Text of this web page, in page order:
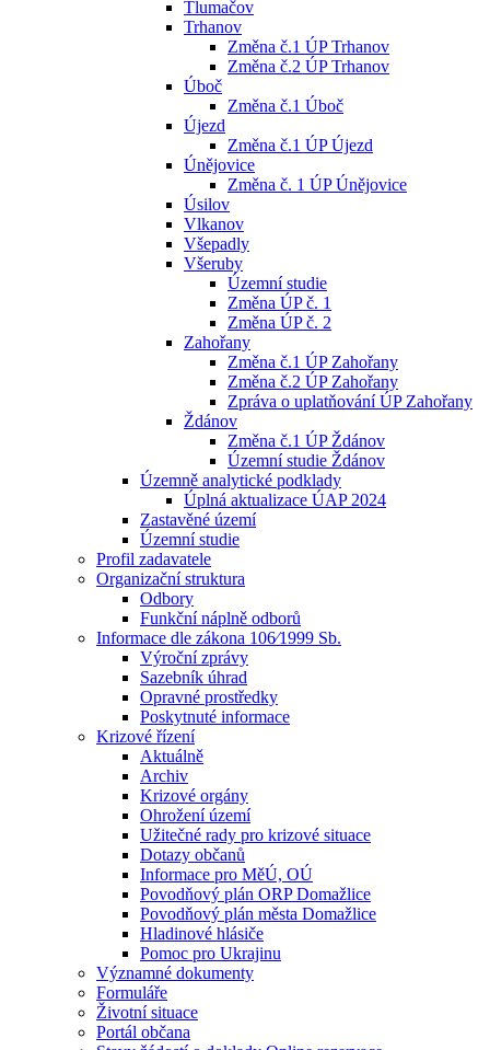
Tlumačov
Trhanov
Změna č.1 ÚP Trhanov
Změna č.2 ÚP Trhanov
Úboč
Změna č.1 Úboč
Újezd
Změna č.1 ÚP Újezd
Únějovice
Změna č. 1 ÚP Únějovice
Úsilov
Vlkanov
Všepadly
Všeruby
Územní studie
Změna ÚP č. 1
Změna ÚP č. 2
Zahořany
Změna č.1 ÚP Zahořany
Změna č.2 ÚP Zahořany
Zpráva o uplatňování ÚP Zahořany
Ždánov
Změna č.1 ÚP Ždánov
Územní studie Ždánov
Územně analytické podklady
Úplná aktualizace ÚAP 2024
Zastavěné území
Územní studie
Profil zadavatele
Organizační struktura
Odbory
Funkční náplně odborů
Informace dle zákona 106⁄1999 Sb.
Výroční zprávy
Sazebník úhrad
Opravné prostředky
Poskytnuté informace
Krizové řízení
Aktuálně
Archiv
Krizové orgány
Ohrožení území
Užitečné rady pro krizové situace
Dotazy občanů
Informace pro MěÚ, OÚ
Povodňový plán ORP Domažlice
Povodňový plán města Domažlice
Hladinové hlásiče
Pomoc pro Ukrajinu
Významné dokumenty
Formuláře
Životní situace
Portál občana